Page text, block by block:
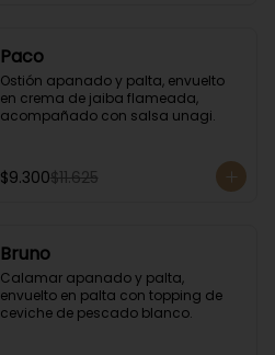
Paco
Ostión apanado y palta, envuelto
en crema de jaiba flameada,
acompañado con salsa unagi.
$9.300$11.625
Bruno
Calamar apanado y palta,
envuelto en palta con topping de
ceviche de pescado blanco.